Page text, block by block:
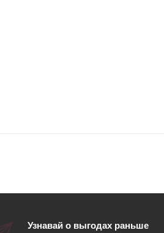
Узнавай о выгодах раньше